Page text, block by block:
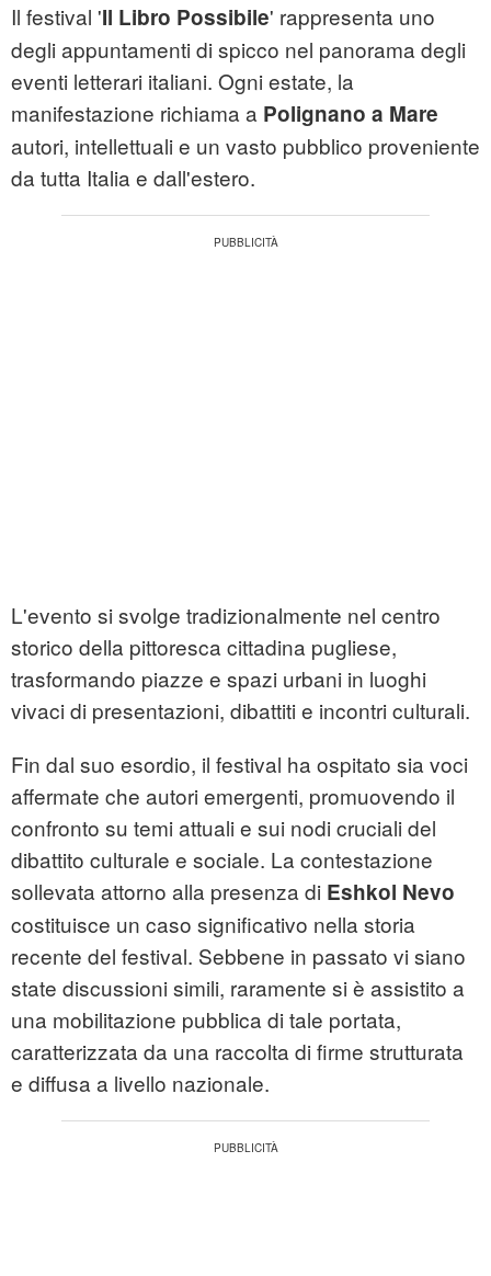
Il festival 'Il Libro Possibile' rappresenta uno
degli appuntamenti di spicco nel panorama degli
eventi letterari italiani. Ogni estate, la
manifestazione richiama a Polignano a Mare
autori, intellettuali e un vasto pubblico proveniente
da tutta Italia e dall'estero.
L'evento si svolge tradizionalmente nel centro
storico della pittoresca cittadina pugliese,
trasformando piazze e spazi urbani in luoghi
vivaci di presentazioni, dibattiti e incontri culturali.
Fin dal suo esordio, il festival ha ospitato sia voci
affermate che autori emergenti, promuovendo il
confronto su temi attuali e sui nodi cruciali del
dibattito culturale e sociale. La contestazione
sollevata attorno alla presenza di Eshkol Nevo
costituisce un caso significativo nella storia
recente del festival. Sebbene in passato vi siano
state discussioni simili, raramente si è assistito a
una mobilitazione pubblica di tale portata,
caratterizzata da una raccolta di firme strutturata
e diffusa a livello nazionale.